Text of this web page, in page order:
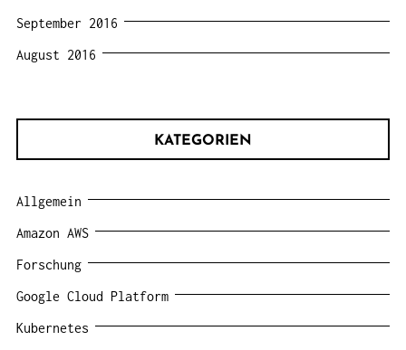
September 2016
August 2016
KATEGORIEN
Allgemein
Amazon AWS
Forschung
Google Cloud Platform
Kubernetes